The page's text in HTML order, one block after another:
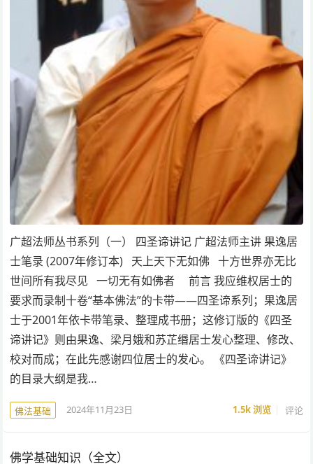
广超法师丛书系列（一） 四圣谛讲记 广超法师主讲 果逸居
士笔录 (2007年修订本) 天上天下无如佛 十方世界亦无比
世间所有我尽见 一切无有如佛者 前言 我应维权居士的
要求而录制十卷“基本佛法”的卡带——四圣谛系列；果逸居
士于2001年依卡带笔录、整理成书册；这修订版的《四圣
谛讲记》则由果逸、梁月娥和苏芷缗居士发心整理、修改、
校对而成；在此先感谢四位居士的发心。 《四圣谛讲记》
的目录大纲是我…
佛法基础 2024年11月23日 1.5k浏览 评论
佛学基础知识（全文）